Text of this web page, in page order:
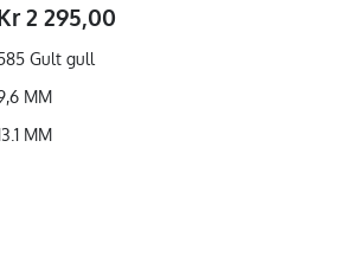
2 295,00
Gult gull
MM
MM